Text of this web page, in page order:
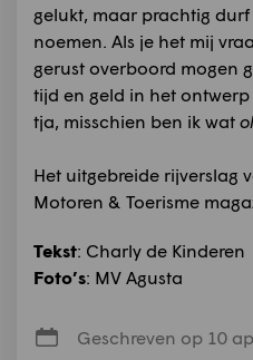
gelukt, maar prachtig
noemen. Als je het mij
gerust overboord mogen
tijd en geld in het
tja, misschien ben ik wat
Het uitgebreide rijverslag
Motoren & Toerisme
Tekst: Charly de Kinderen
Foto’s: MV Agusta
Geschreven op 10